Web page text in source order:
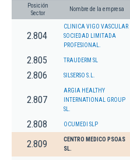
Posición
Sector
Nombre de la empresa
2.804
CLINICA VIGO VASCULAR
SOCIEDAD LIMITADA
PROFESIONAL.
2.805 TRAUDERM SL
2.806 SILSERSO S.L.
2.807
ARGIA HEALTHY
INTERNATIONAL GROUP
SL.
2.808 OCUMEDI SLP
2.809
CENTRO MEDICO PSOAS
SL.